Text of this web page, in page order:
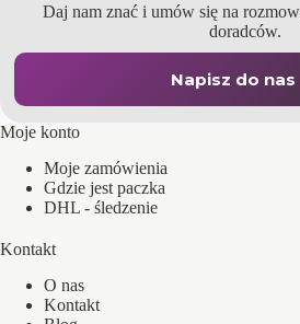
Daj nam znać i umów się na
doradców.
Napisz do nas
Moje konto
Moje zamówienia
Gdzie jest paczka
DHL - śledzenie
Kontakt
O nas
Kontakt